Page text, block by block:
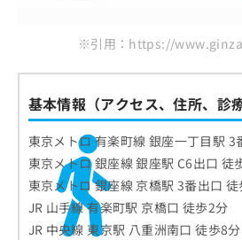
※引用：https://
基本情報（アクセス、住所、診
東京メトロ 有楽町線 銀座一丁目駅 3
東京メトロ 銀座線 銀座駅 C6出口 徒
東京メトロ 銀座線 京橋駅 3番出口
JR 山手線 有楽町駅 京橋口 徒歩2分
JR 中央線 東京駅 八重洲南口 徒歩8分